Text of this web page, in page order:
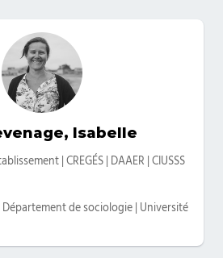
Isabelle
| CREGÉS | DAAER | CIUSSS
Département de sociologie | Université